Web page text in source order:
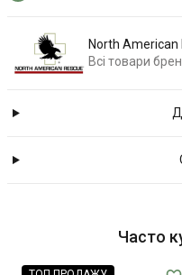
North American
Всі товари
Часто